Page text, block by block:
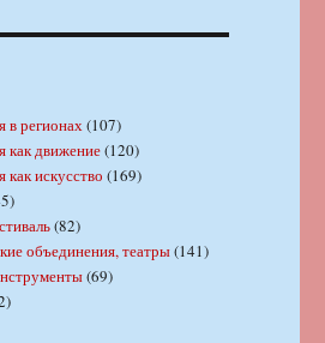
в регионах(107)
как движение(120)
как искусство (169)
(82)
объединения, театры(141)
(69)